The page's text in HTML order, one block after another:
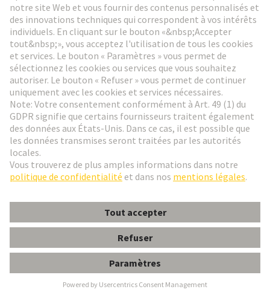
Types de verrouillage
Le type de verrouillage approprié empêche toute
déconnexion accidentelle et dépend des facteurs de
l'application.
En savoir plus